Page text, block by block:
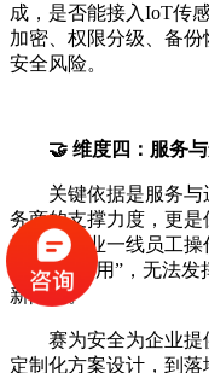
成，是否能接入IoT传
加密、权限分级、备
安全风险。
🤝 维度四：服务
关键依据是服务
务商的支撑力度，更
械制造企业一线员工
易“建而不用”，无法
新问题。
赛为安全为企业提
定制化方案设计，到